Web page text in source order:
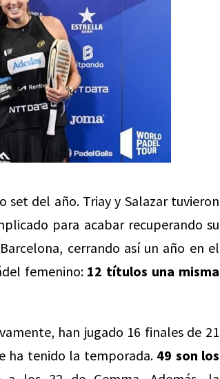
del año. Triay y Salazar tuvieron
para acabar recuperando su
cerrando así un año en el
femenino: 12 títulos una misma
han jugado 16 finales de 21
ha tenido la temporada. 49 son los